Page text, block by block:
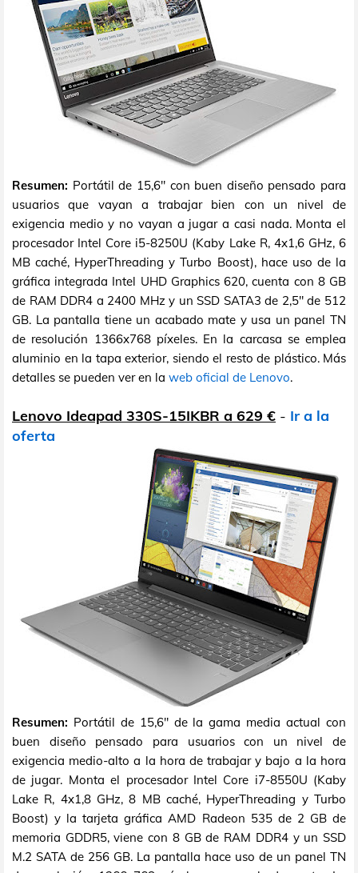
Resumen: Portátil de 15,6" con buen diseño pensado para
usuarios que vayan a trabajar bien con un nivel de
exigencia medio y no vayan a jugar a casi nada. Monta el
procesador Intel Core i5-8250U (Kaby Lake R, 4x1,6 GHz, 6
MB caché, HyperThreading y Turbo Boost), hace uso de la
gráfica integrada Intel UHD Graphics 620, cuenta con 8 GB
de RAM DDR4 a 2400 MHz y un SSD SATA3 de 2,5" de 512
GB. La pantalla tiene un acabado mate y usa un panel TN
de resolución 1366x768 píxeles. En la carcasa se emplea
aluminio en la tapa exterior, siendo el resto de plástico. Más
detalles se pueden ver en la web oficial de Lenovo.
Lenovo Ideapad 330S-15IKBR a 629 € - Ir a la
oferta
Resumen: Portátil de 15,6" de la gama media actual con
buen diseño pensado para usuarios con un nivel de
exigencia medio-alto a la hora de trabajar y bajo a la hora
de jugar. Monta el procesador Intel Core i7-8550U (Kaby
Lake R, 4x1,8 GHz, 8 MB caché, HyperThreading y Turbo
Boost) y la tarjeta gráfica AMD Radeon 535 de 2 GB de
memoria GDDR5, viene con 8 GB de RAM DDR4 y un SSD
M.2 SATA de 256 GB. La pantalla hace uso de un panel TN